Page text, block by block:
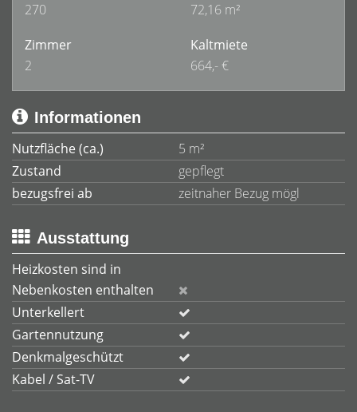
270
72,16 m²
Zimmer
2
Kaltmiete
664,- €
Informationen
Nutzfläche (ca.)
5 m²
Zustand
gepflegt
bezugsfrei ab
zeitnaher Bezug mögl
Ausstattung
Heizkosten sind in
Nebenkosten enthalten
Unterkellert
Gartennutzung
Denkmalgeschützt
Kabel / Sat-TV